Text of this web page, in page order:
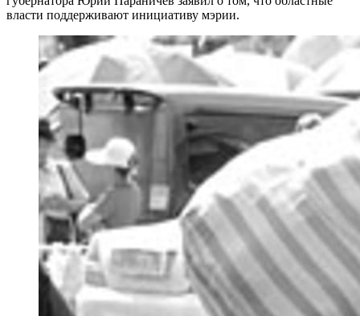
власти поддерживают инициативу мэрии.